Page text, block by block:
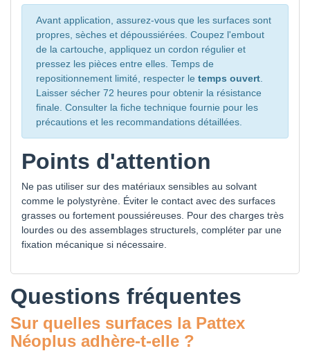
Avant application, assurez-vous que les surfaces sont
propres, sèches et dépoussiérées. Coupez l'embout
de la cartouche, appliquez un cordon régulier et
pressez les pièces entre elles. Temps de
repositionnement limité, respecter le temps ouvert
Laisser sécher 72 heures pour obtenir la résistance
finale. Consulter la fiche technique fournie pour les
précautions et les recommandations détaillées.
Points d'attention
Ne pas utiliser sur des matériaux sensibles au solvant
comme le polystyrène. Éviter le contact avec des surfaces
grasses ou fortement poussiéreuses. Pour des charges très
lourdes ou des assemblages structurels, compléter par une
fixation mécanique si nécessaire.
Questions fréquentes
Sur quelles surfaces la Pattex
Néoplus adhère-t-elle ?